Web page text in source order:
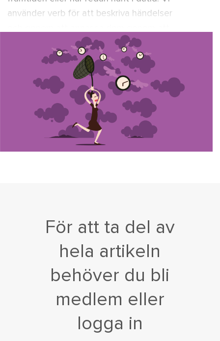
använder verb för att beskriva händelser
byta tempus (tidsform) så kan vi berätta
om saker som händer, har hänt oss tidigare
eller som kommer att hända oss.
För att ta del av
hela artikeln
behöver du bli
medlem eller
logga in